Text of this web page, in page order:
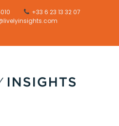
+33 6 23 13 32 07
/ FARMING